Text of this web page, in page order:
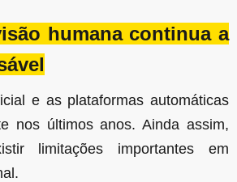
humana continua a
e as plataformas automáticas
nos últimos anos. Ainda assim,
limitações importantes em